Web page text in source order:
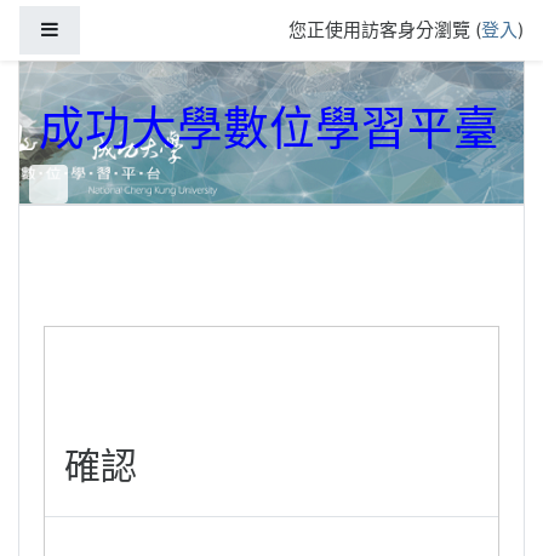
您正使用訪客身分瀏覽 (登入)
成功大學數位學習平臺
確認